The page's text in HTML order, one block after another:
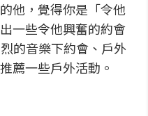
他，覺得你是「令他
一些令他興奮的約會
的音樂下約會、戶外
薦一些戶外活動。